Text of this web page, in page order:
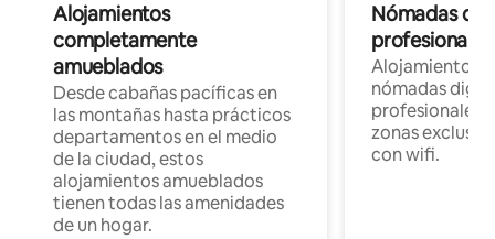
Alojamientos
completamente
amueblados
Desde cabañas pacíficas en
las montañas hasta prácticos
departamentos en el medio
de la ciudad, estos
alojamientos amueblados
tienen todas las amenidades
de un hogar.
Nómadas
Alojamientos
nómadas
profesionales
zonas
con wifi.